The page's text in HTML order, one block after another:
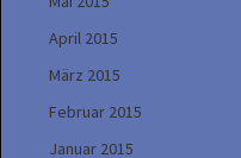
April 2015
März 2015
Februar 2015
Januar 2015